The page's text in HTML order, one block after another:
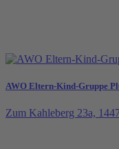
AWO Eltern-Kind-Gruppe
Zum Kahleberg 23a,